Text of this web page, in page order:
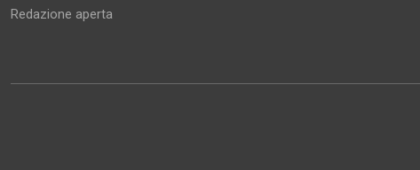
Redazione aperta